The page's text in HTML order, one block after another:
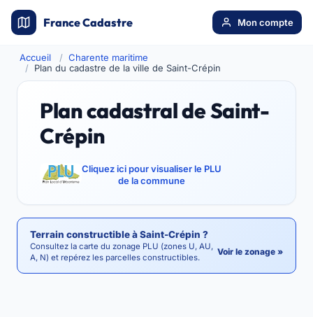
France Cadastre Mon compte
Accueil
Charente maritime
Plan du cadastre de la ville de Saint-Crépin
Plan cadastral de Saint-
Crépin
Cliquez ici pour visualiser le PLU
de la commune
Terrain constructible à Saint-Crépin ?
Consultez la carte du zonage PLU (zones U, AU,
A, N) et repérez les parcelles constructibles.
Voir le zonage »